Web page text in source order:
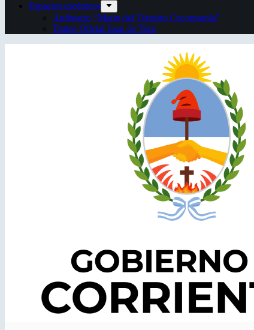
Espacios escénicos
Anfiteatro “Mario del Tránsito Cocomarola”
Teatro Oficial Juan de Vera